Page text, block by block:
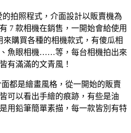
的拍照程式，介面設計以販賣機為
7 款相機在銷售，一開始會給使用
來購買各種的相機款式，有傻瓜相
魚眼相機……等，每台相機拍出來
有滿滿的文青風！
都是繪畫風格，從一開始的販賣
可以看出手繪的痕跡，有些是油
用鉛筆簡單素描，每一款皆別有特